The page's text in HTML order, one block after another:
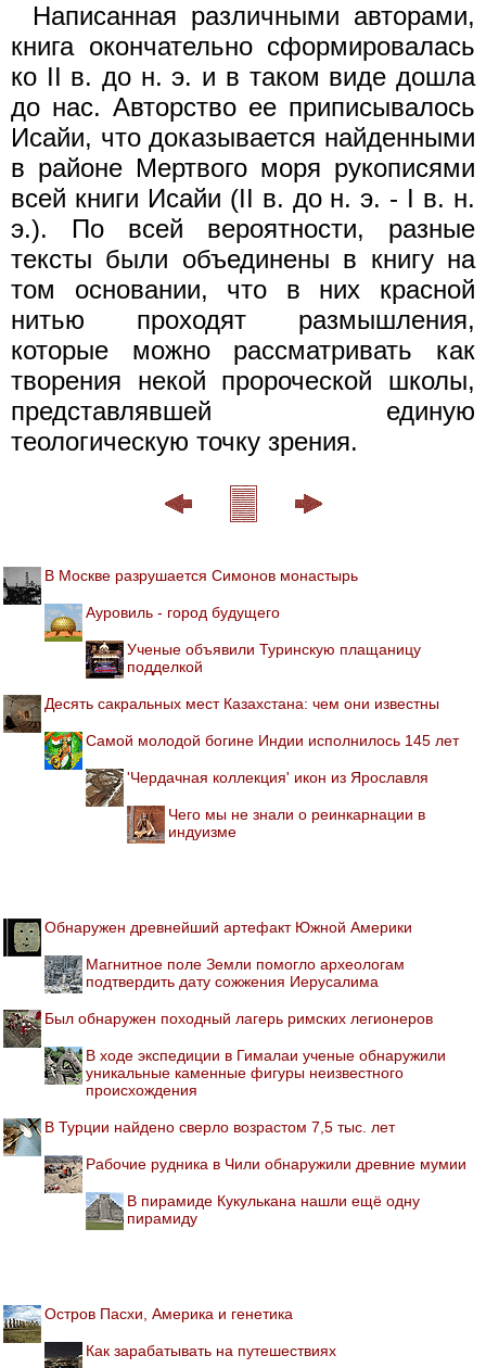
Написанная различными авторами,
книга окончательно сформировалась
ко II в. до н. э. и в таком виде дошла
до нас. Авторство ее приписывалось
Исайи, что доказывается найденными
в районе Мертвого моря рукописями
всей книги Исайи (II в. до н. э. - I в. н.
э.). По всей вероятности, разные
тексты были объединены в книгу на
том основании, что в них красной
нитью проходят размышления,
которые можно рассматривать как
творения некой пророческой школы,
представлявшей единую
теологическую точку зрения.
В Москве разрушается Симонов монастырь
Ауровиль - город будущего
Ученые объявили Туринскую плащаницу
подделкой
Десять сакральных мест Казахстана: чем они известны
Самой молодой богине Индии исполнилось 145 лет
'Чердачная коллекция' икон из Ярославля
Чего мы не знали о реинкарнации в
индуизме
Обнаружен древнейший артефакт Южной Америки
Магнитное поле Земли помогло археологам
подтвердить дату сожжения Иерусалима
Был обнаружен походный лагерь римских легионеров
В ходе экспедиции в Гималаи ученые обнаружили
уникальные каменные фигуры неизвестного
происхождения
В Турции найдено сверло возрастом 7,5 тыс. лет
Рабочие рудника в Чили обнаружили древние мумии
В пирамиде Кукулькана нашли ещё одну
пирамиду
Остров Пасхи, Америка и генетика
Как зарабатывать на путешествиях